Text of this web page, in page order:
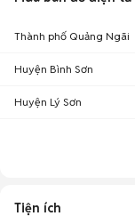
Thành phố Quảng Ngãi
Huyện Bình Sơn
Huyện Lý Sơn
Tiện ích